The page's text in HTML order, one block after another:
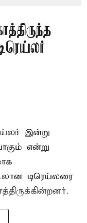
இன்று
என்று
டிரெய்லரை